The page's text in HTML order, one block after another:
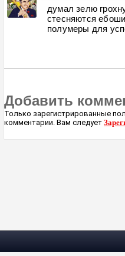
думал зелю
стесняются
полумеры для
Добавить
Только зарегистрированные
комментарии. Вам следует